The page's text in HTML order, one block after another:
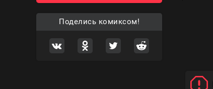
Поделись комиксом!